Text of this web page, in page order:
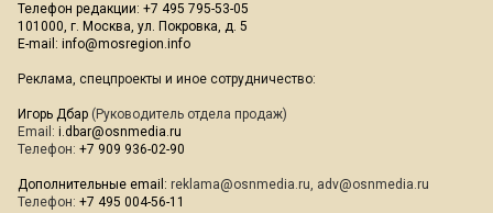
Телефон редакции: +7 495 795-53-05
101000, г. Москва, ул. Покровка, д. 5
E-mail: info@mosregion.info
Реклама, спецпроекты и иное сотрудничество:
Игорь Дбар (Руководитель отдела продаж)
Email: i.dbar@osnmedia.ru
Телефон: +7 909 936-02-90
Дополнительные email: reklama@osnmedia.ru, adv@osnmedia.ru
Телефон: +7 495 004-56-11